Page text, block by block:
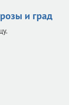
и град